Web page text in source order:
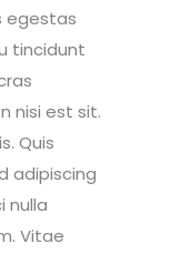
egestas
tincidunt
nisi est sit.
Quis
adipiscing
nulla
Vitae